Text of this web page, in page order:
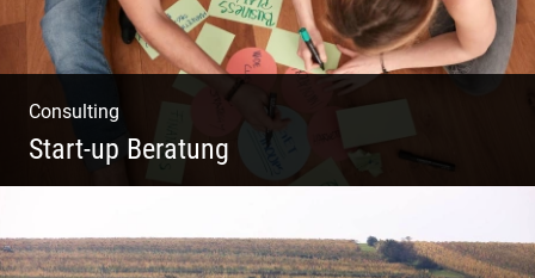
Consulting
Start-up Beratung
weißt nicht, wo du beginnen sollst?